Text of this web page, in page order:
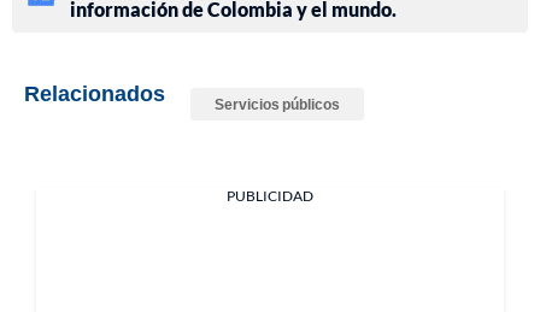
información de Colombia y el mundo.
Relacionados Servicios públicos
PUBLICIDAD